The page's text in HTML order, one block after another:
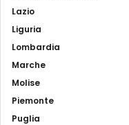
Lazio
Liguria
Lombardia
Marche
Molise
Piemonte
Puglia